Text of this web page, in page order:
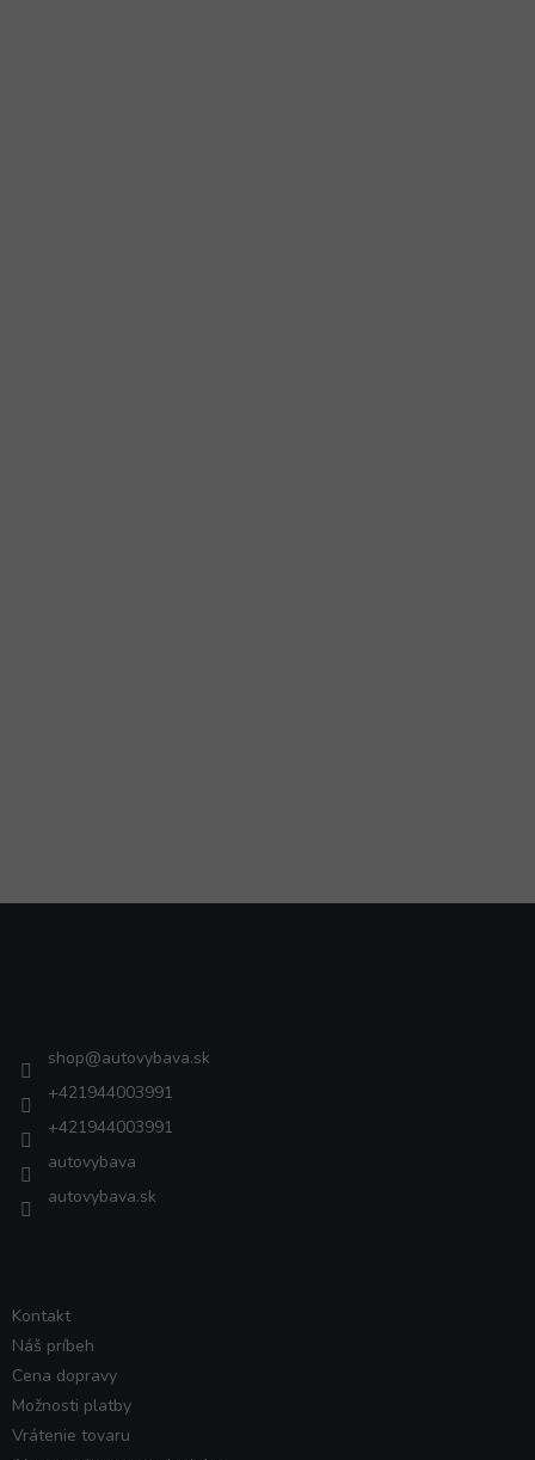
shop@autovybava.sk
+421944003991
+421944003991
autovybava
autovybava.sk
Kontakt
Náš príbeh
Cena dopravy
Možnosti platby
Vrátenie tovaru